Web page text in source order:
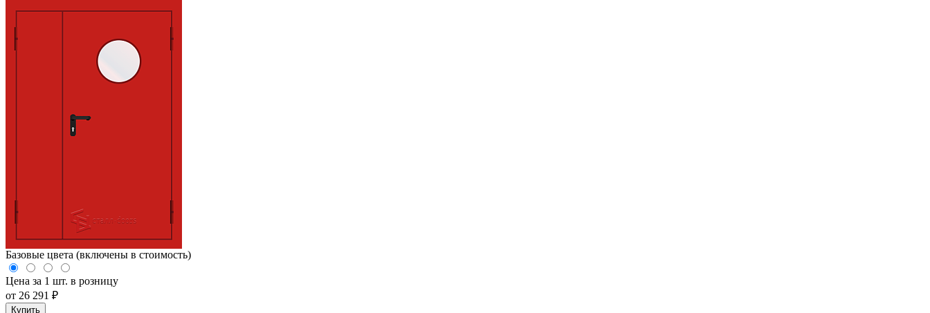
Базовые цвета (включены в стоимость)
Цена за 1 шт. в розницу
от 26 291 ₽
Купить